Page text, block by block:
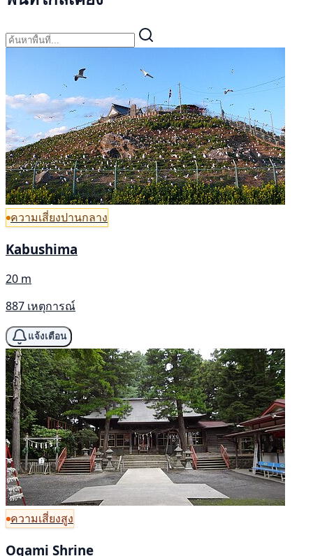
ความเสี่ยงปานกลาง
Kabushima
20 m
887 เหตุการณ์
แจ้งเตือน
ความเสี่ยงสูง
Ogami Shrine